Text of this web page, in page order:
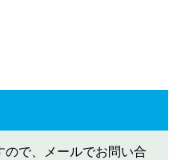
で、メールでお問い合